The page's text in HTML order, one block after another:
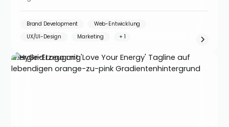
Brand Development
Web-Entwicklung
UX/UI-Design
Marketing
Energie-Erzeugung